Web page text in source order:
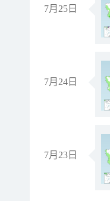
7月25日
7月24日
7月23日